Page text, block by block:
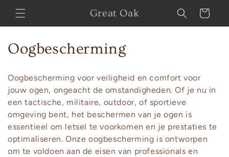
Skip to
content
Great Oak Cart
C
l
l
e
c
Oogbescherming
Oogbescherming voor veiligheid en comfort voor
jouw ogen, ongeacht de omstandigheden. Of je nu in
een tactische, militaire, outdoor, of sportieve
omgeving bent, het beschermen van je ogen is
essentieel om letsel te voorkomen en je prestaties te
optimaliseren. Onze oogbescherming is ontworpen
om te voldoen aan de eisen van professionals en